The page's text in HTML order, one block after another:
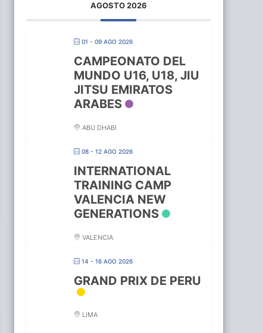
AGOSTO 2026
01 - 09 AGO 2026
CAMPEONATO DEL
MUNDO U16, U18, JIU
JITSU EMIRATOS
ARABES
ABU DHABI
08 - 12 AGO 2026
INTERNATIONAL
TRAINING CAMP
VALENCIA NEW
GENERATIONS
VALENCIA
14 - 16 AGO 2026
GRAND PRIX DE PERU
LIMA